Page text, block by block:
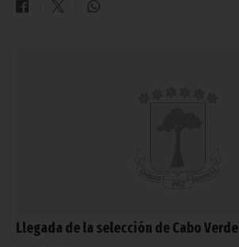
Llegada de la selección de Cabo Verde